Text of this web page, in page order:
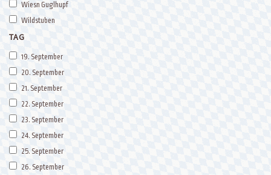
Wiesn Guglhupf
Wildstuben
TAG
19. September
20. September
21. September
22. September
23. September
24. September
25. September
26. September